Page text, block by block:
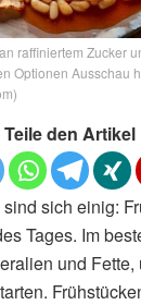
raffiniertem Zucker
Optionen Ausschau
Teile den Artikel
sich einig:
Tages. Im
und Fette,